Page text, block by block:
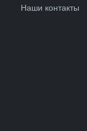
Наши контакты